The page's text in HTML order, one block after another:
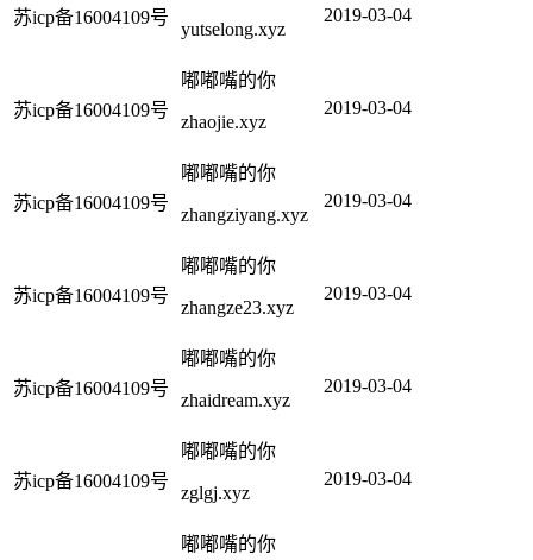
苏icp备16004109号
yutselong.xyz
2019-03-04
苏icp备16004109号
嘟嘟嘴的你
zhaojie.xyz
2019-03-04
苏icp备16004109号
嘟嘟嘴的你
zhangziyang.xyz
2019-03-04
苏icp备16004109号
嘟嘟嘴的你
zhangze23.xyz
2019-03-04
苏icp备16004109号
嘟嘟嘴的你
zhaidream.xyz
2019-03-04
苏icp备16004109号
嘟嘟嘴的你
zglgj.xyz
2019-03-04
嘟嘟嘴的你